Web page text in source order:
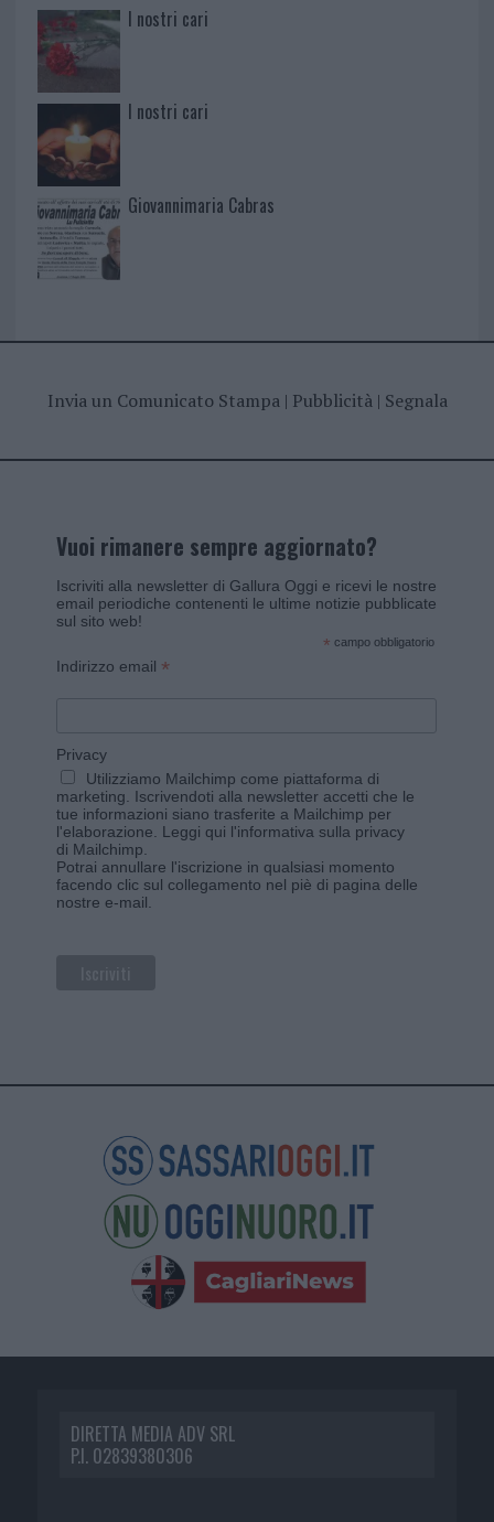
I nostri cari
I nostri cari
Giovannimaria Cabras
Invia un Comunicato Stampa| Pubblicità| Segnala
Vuoi rimanere sempre aggiornato?
Iscriviti alla newsletter di Gallura Oggi e ricevi le nostre
email periodiche contenenti le ultime notizie pubblicate
sul sito web!
* campo obbligatorio
Indirizzo email *
Privacy
Utilizziamo Mailchimp come piattaforma di
marketing. Iscrivendoti alla newsletter accetti che le
tue informazioni siano trasferite a Mailchimp per
l'elaborazione. Leggi qui l'informativa sulla privacy
di Mailchimp
Potrai annullare l'iscrizione in qualsiasi momento
facendo clic sul collegamento nel piè di pagina delle
nostre e-mail.
DIRETTA MEDIA ADV SRL
P.I. 02839380306